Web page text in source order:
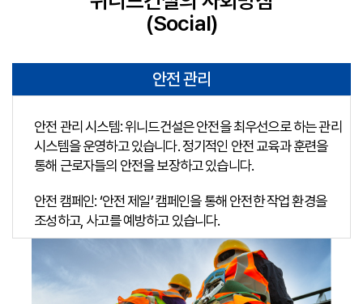
(Social)
안전 관리
안전 관리 시스템: 위니드건설은 안전을 최우선으로 하는 관리
시스템을 운영하고 있습니다. 정기적인 안전 교육과 훈련을
통해 근로자들의 안전을 보장하고 있습니다.
안전 캠페인: ‘안전 제일’ 캠페인을 통해 안전한 작업 환경을
조성하고, 사고를 예방하고 있습니다.